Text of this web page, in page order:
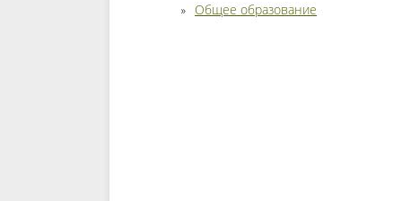
Общее образование